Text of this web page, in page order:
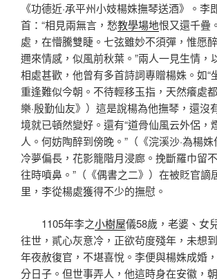
《功德近·承平州小妓楊姝撫琴送酒》。李
首：“相見兩無言，愁教學場地恨又還千疊
處，在懵騰雙睫。七弦雖妙不須彈，惟愿
邇來情感，似風前秋葉。”兩人一見生情，
相處甚歡，他曾有多首詩詞專贈楊姝。如“
重逢難似今朝。不待輕移玉指，天然癢處
樂·殷勤仙友》）這是說楊為他撫琴，還沒
境就已頓然變好。還有“道骨仙風云外侶，
人。何妨陶醉到傍晚。”（《浣溪沙·為楊姝
冷夢偏長，花影籠階月浸廊。挽斷羅巾留
往時噴鼻。”（《偶書之二》）在被貶官謫
里，李從楊處獲得不少的撫慰。
1105年李之小樹屋儀58歲，老婆、女
往世，貳心灰意冷，正欲茍度殘年，未想
年夜赦復官，不堪喜悅。李便與楊姝成婚
分日子。但世事弄人，他這時身在安徽，